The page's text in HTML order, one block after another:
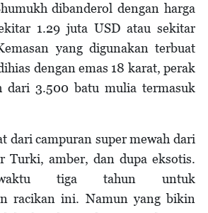
dibanderol dengan harga
1.29 juta USD atau sekitar
yang digunakan terbuat
dengan emas 18 karat, perak
dari 3.500 batu mulia termasuk
dari campuran super mewah dari
Turki, amber, dan dupa eksotis.
waktu tiga tahun untuk
racikan ini. Namun yang bikin